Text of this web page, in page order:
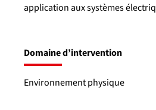
application aux systèmes
Domaine d’intervention
Environnement physique